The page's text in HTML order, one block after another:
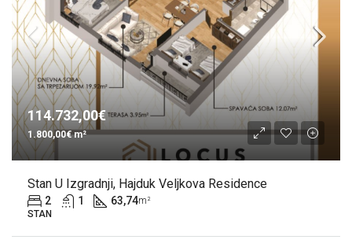
114.732,00€
1.800,00€ m²
Stan U Izgradnji, Hajduk Veljkova Residence
2 1 63,74m²
STAN